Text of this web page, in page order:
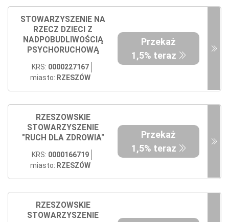
STOWARZYSZENIE NA
RZECZ DZIECI Z
NADPOBUDLIWOŚCIĄ
PSYCHORUCHOWĄ
KRS: 0000227167
miasto: RZESZÓW
Przekaż
1,5% teraz
RZESZOWSKIE
STOWARZYSZENIE
"RUCH DLA ZDROWIA"
KRS: 0000166719
miasto: RZESZÓW
Przekaż
1,5% teraz
RZESZOWSKIE
STOWARZYSZENIE